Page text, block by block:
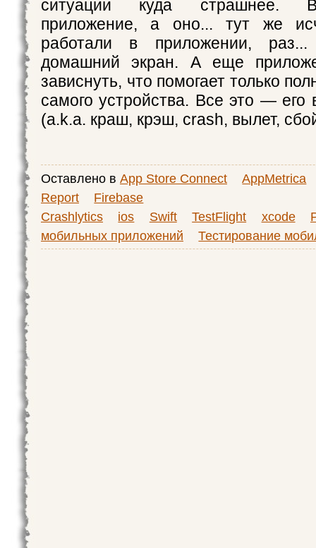
ситуации куда страшнее.
приложение, а оно... тут же
работали в приложении,
домашний экран. А еще
зависнуть, что помогает только
самого устройства. Все это — его
(a.k.a. краш, крэш, crash, вылет,
Оставлено в App Store Connect
AppMetrica
Report
Firebase
Crashlytics
ios Swift TestFlight xcode
мобильных приложений
Тестирование